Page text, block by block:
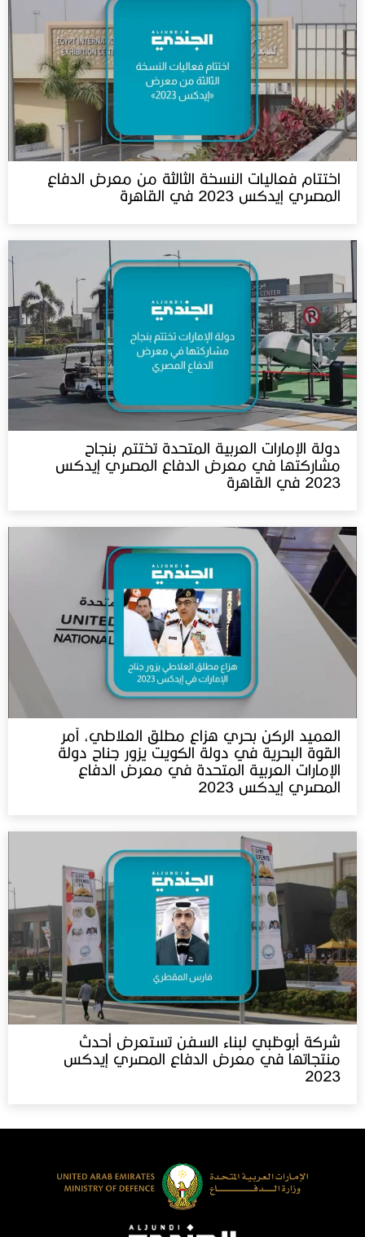
اختتام فعاليات النسخة الثالثة من معرض الدفاع
المصري إيدكس 2023 في القاهرة
دولة الإمارات العربية المتحدة تختتم بنجاح
مشاركتها في معرض الدفاع المصري إيدكس
2023 في القاهرة
العميد الركن بحري هزاع مطلق العلاطي، آمر
القوة البحرية في دولة الكويت يزور جناح دولة
الإمارات العربية المتحدة في معرض الدفاع
المصري إيدكس 2023
شركة أبوظبي لبناء السفن تستعرض أحدث
منتجاتها في معرض الدفاع المصري إيدكس‬⁩
2023